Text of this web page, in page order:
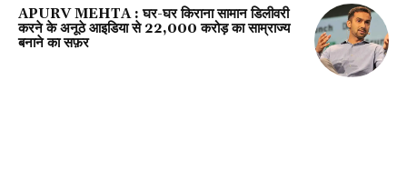
APURV MEHTA : घर-घर किराना सामान डिलीवरी
करने के अनूठे आइडिया से 22,000 करोड़ का साम्राज्य
बनाने का सफ़र